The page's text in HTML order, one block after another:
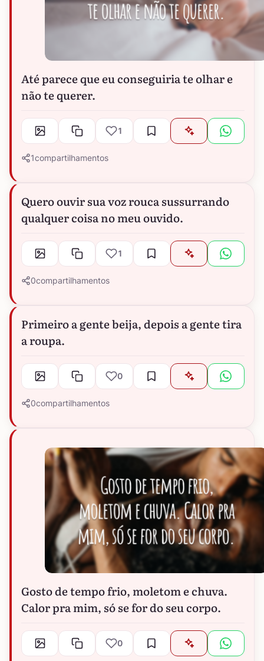
Até parece que eu conseguiria te olhar e
não te querer.
1
1compartilhamentos
Quero ouvir sua voz rouca sussurrando
qualquer coisa no meu ouvido.
1
0compartilhamentos
Primeiro a gente beija, depois a gente tira
a roupa.
0
0compartilhamentos
Gosto de tempo frio, moletom e chuva.
Calor pra mim, só se for do seu corpo.
0